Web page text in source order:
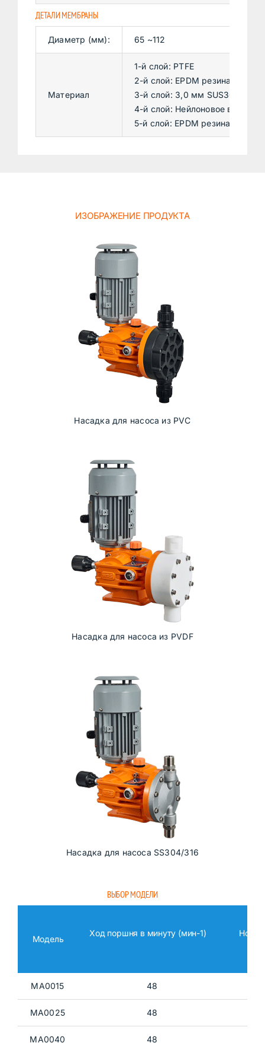
ДЕТАЛИ МЕМБРАНЫ
Диаметр (мм): 65 ~112
Материал
1-й слой: PTFE
2-й слой: EPDM резина
3-й слой: 3,0 мм SUS304
4-й слой: Нейлоновое волокно
5-й слой: EPDM резина
ИЗОБРАЖЕНИЕ ПРОДУКТА
Насадка для насоса из PVC
Насадка для насоса из PVDF
Насадка для насоса SS304/316
ВЫБОР МОДЕЛИ
Модель
Ход поршня в минуту (мин-1)
MA0015 48
MA0025 48
MA0040 48